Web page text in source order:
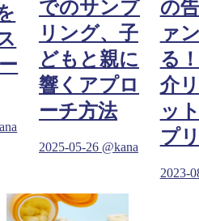
でのサンプ
リング、子
どもと親に
響くアプロ
ーチ方法
2025-05-26 @kana
の
ァ
る
介
ッ
プ
2023-